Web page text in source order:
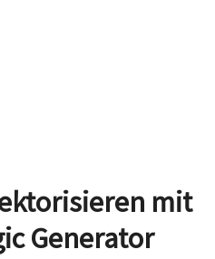
mit
Generator